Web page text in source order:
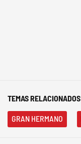
TEMAS RELACIONADOS
GRAN HERMANO